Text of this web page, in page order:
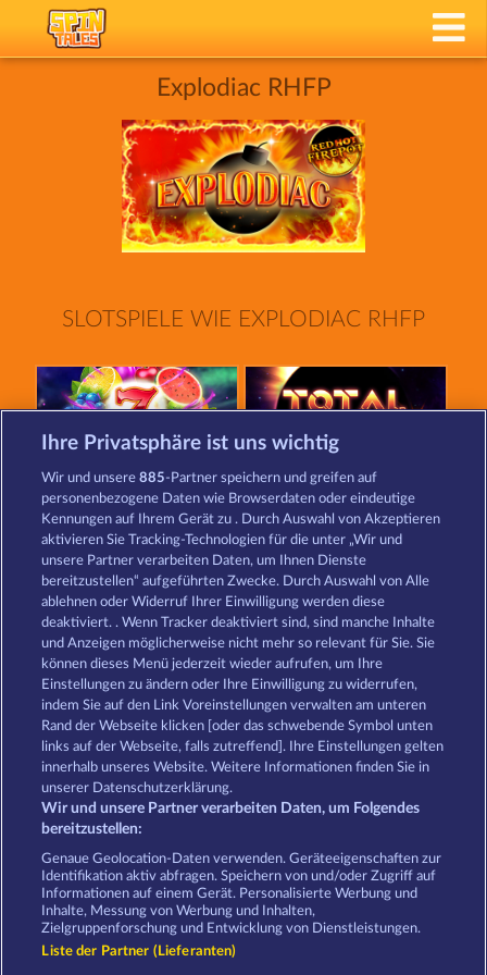
Explodiac RHFP
SLOTSPIELE WIE EXPLODIAC RHFP
7 Supernova Fruits New Limits Total Eclipse
Blazing Star
AGB Datenschutz Impressum
Unternehmensseite
Affiliate-Programm
Widerruf einreichen
Ihre Privatsphäre ist uns wichtig
Wir und unsere885-Partner speichern und greifen auf
personenbezogene Daten wie Browserdaten oder eindeutige
Kennungen auf Ihrem Gerät zu . Durch Auswahl von Akzeptieren
aktivieren Sie Tracking-Technologien für die unter „Wir und
unsere Partner verarbeiten Daten, um Ihnen Dienste
bereitzustellen“ aufgeführten Zwecke. Durch Auswahl von Alle
ablehnen oder Widerruf Ihrer Einwilligung werden diese
deaktiviert. . Wenn Tracker deaktiviert sind, sind manche Inhalte
und Anzeigen möglicherweise nicht mehr so ​​relevant für Sie. Sie
können dieses Menü jederzeit wieder aufrufen, um Ihre
Einstellungen zu ändern oder Ihre Einwilligung zu widerrufen,
indem Sie auf den Link Voreinstellungen verwalten am unteren
Rand der Webseite klicken [oder das schwebende Symbol unten
links auf der Webseite, falls zutreffend]. Ihre Einstellungen gelten
innerhalb unseres Website. Weitere Informationen finden Sie in
unserer Datenschutzerklärung.
Wir und unsere Partner verarbeiten Daten, um Folgendes
bereitzustellen:
Genaue Geolocation-Daten verwenden. Geräteeigenschaften zur
Identifikation aktiv abfragen. Speichern von und/oder Zugriff auf
Informationen auf einem Gerät. Personalisierte Werbung und
Inhalte, Messung von Werbung und Inhalten,
Zielgruppenforschung und Entwicklung von Dienstleistungen.
Liste der Partner (Lieferanten)